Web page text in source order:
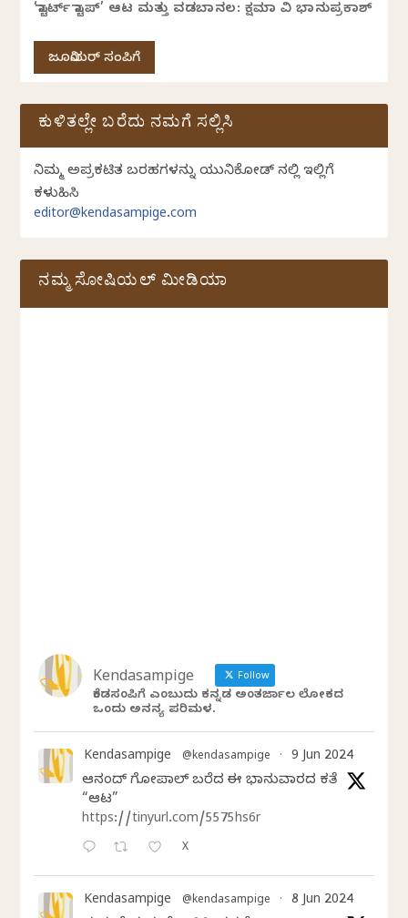
‘ಸ್ಟಾರ್ಟ್ ಸ್ಟಾಪ್’ ಆಟ ಮತ್ತು ವಡಬಾನಲ: ಕ್ಷಮಾ ವಿ ಭಾನುಪ್ರಕಾಶ್
ಜೂನಿಯರ್ ಸಂಪಿಗೆ
ಕುಳಿತಲ್ಲೇ ಬರೆದು ನಮಗೆ ಸಲ್ಲಿಸಿ
ನಿಮ್ಮ ಅಪ್ರಕಟಿತ ಬರಹಗಳನ್ನು ಯುನಿಕೋಡ್ ನಲ್ಲಿ ಇಲ್ಲಿಗೆ
ಕಳುಹಿಸಿ
editor@kendasampige.com
ನಮ್ಮ ಸೋಷಿಯಲ್‌ ಮೀಡಿಯಾ
Kendasampige Follow
ಕೆಂಡಸಂಪಿಗೆ ಎಂಬುದು ಕನ್ನಡ ಅಂತರ್ಜಾಲ ಲೋಕದ
ಒಂದು ಅನನ್ಯ ಪರಿಮಳ.
Kendasampige @kendasampige · 9 Jun 2024
ಆನಂದ್‌ ಗೋಪಾಲ್‌ ಬರೆದ ಈ ಭಾನುವಾರದ ಕತೆ
“ಆಟ”
https://tinyurl.com/5575hs6r
X
Kendasampige @kendasampige · 8 Jun 2024